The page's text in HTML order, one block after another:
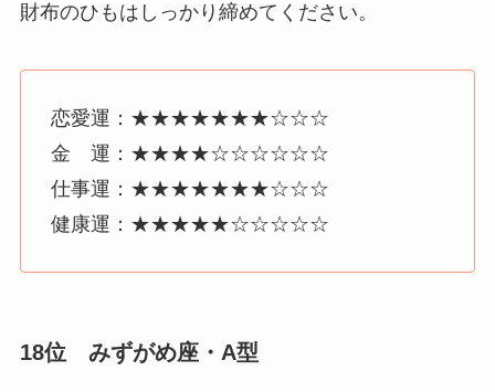
財布のひもはしっかり締めてください。
恋愛運：★★★★★★★☆☆☆
金 運：★★★★☆☆☆☆☆☆
仕事運：★★★★★★★☆☆☆
健康運：★★★★★☆☆☆☆☆
18位 みずがめ座・A型